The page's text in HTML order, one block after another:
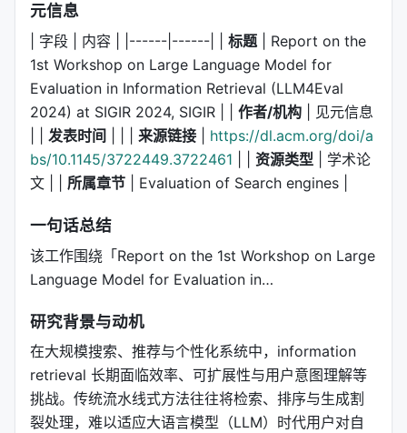
元信息
| 字段 | 内容 | |------|------| | 标题 | Report on the
1st Workshop on Large Language Model for
Evaluation in Information Retrieval (LLM4Eval
2024) at SIGIR 2024, SIGIR | | 作者/机构 | 见元信息
发表时间 来源链接
https://dl.acm.org/doi/a
bs/10.1145/3722449.3722461
资源类型 | 学术论
文 | | 所属章节 | Evaluation of Search engines |
一句话总结
该工作围绕「Report on the 1st Workshop on Large
Language Model for Evaluation in…
研究背景与动机
在大规模搜索、推荐与个性化系统中，information
retrieval 长期面临效率、可扩展性与用户意图理解等
挑战。传统流水线式方法往往将检索、排序与生成割
裂处理，难以适应大语言模型（LLM）时代用户对自